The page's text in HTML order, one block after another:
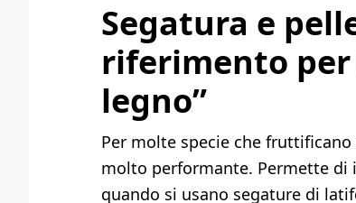
Segatura e
riferimento
legno”
Per molte specie che
molto performante. Permette
quando si usano segature di